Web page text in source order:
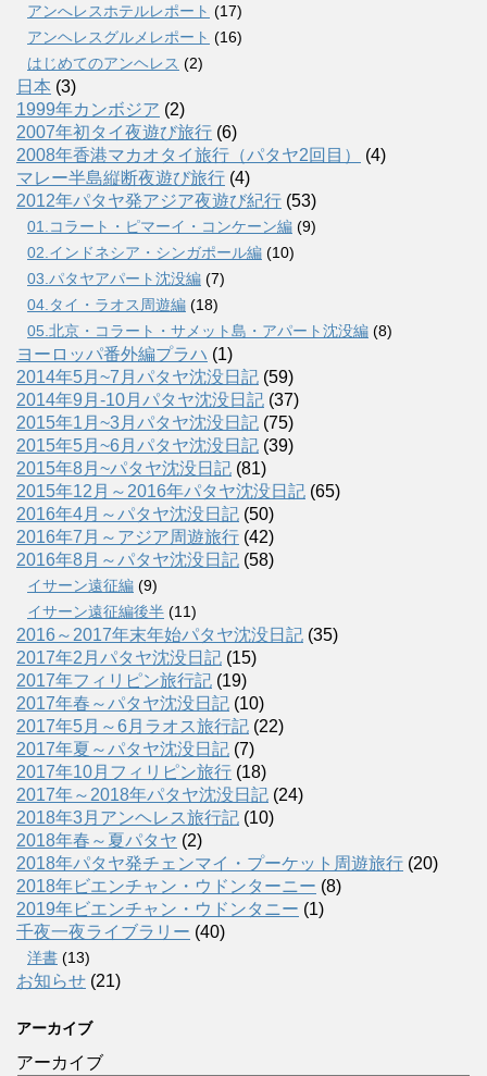
アンへレスホテルレポート (17)
アンヘレスグルメレポート (16)
はじめてのアンヘレス (2)
日本 (3)
1999年カンボジア (2)
2007年初タイ夜遊び旅行 (6)
2008年香港マカオタイ旅行（パタヤ2回目）
(4)
マレー半島縦断夜遊び旅行 (4)
2012年パタヤ発アジア夜遊び紀行 (53)
01.コラート・ピマーイ・コンケーン編 (9)
02.インドネシア・シンガポール編 (10)
03.パタヤアパート沈没編 (7)
04.タイ・ラオス周遊編 (18)
05.北京・コラート・サメット島・アパート沈没編 (8)
ヨーロッパ番外編プラハ (1)
2014年5月~7月パタヤ沈没日記 (59)
2014年9月-10月パタヤ沈没日記 (37)
2015年1月~3月パタヤ沈没日記 (75)
2015年5月~6月パタヤ沈没日記 (39)
2015年8月~パタヤ沈没日記 (81)
2015年12月～2016年パタヤ沈没日記 (65)
2016年4月～パタヤ沈没日記 (50)
2016年7月～アジア周遊旅行 (42)
2016年8月～パタヤ沈没日記 (58)
イサーン遠征編 (9)
イサーン遠征編後半 (11)
2016～2017年末年始パタヤ沈没日記 (35)
2017年2月パタヤ沈没日記 (15)
2017年フィリピン旅行記 (19)
2017年春～パタヤ沈没日記 (10)
2017年5月～6月ラオス旅行記 (22)
2017年夏～パタヤ沈没日記 (7)
2017年10月フィリピン旅行 (18)
2017年～2018年パタヤ沈没日記 (24)
2018年3月アンヘレス旅行記 (10)
2018年春～夏パタヤ (2)
2018年パタヤ発チェンマイ・プーケット周遊旅行 (20)
2018年ビエンチャン・ウドンターニー (8)
2019年ビエンチャン・ウドンタニー (1)
千夜一夜ライブラリー (40)
洋書 (13)
お知らせ (21)
アーカイブ
アーカイブ